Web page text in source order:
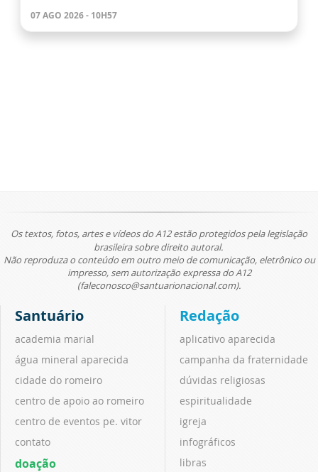
07 AGO 2026 - 10H57
Os textos, fotos, artes e vídeos do A12 estão protegidos pela legislação
brasileira sobre direito autoral.
Não reproduza o conteúdo em outro meio de comunicação, eletrônico ou
impresso, sem autorização expressa do A12
(faleconosco@santuarionacional.com).
Santuário
academia marial
água mineral aparecida
cidade do romeiro
centro de apoio ao romeiro
centro de eventos pe. vitor
contato
doação
Redação
aplicativo aparecida
campanha da fraternidade
dúvidas religiosas
espiritualidade
igreja
infográficos
libras